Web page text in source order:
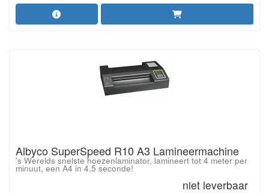
Albyco SuperSpeed R10 A3 Lamineermachine
's Werelds snelste hoezenlaminator, lamineert tot 4 meter per
minuut, een A4 in 4,5 seconde!
niet leverbaar